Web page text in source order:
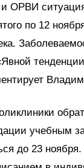
ОРВИ ситуация
по 12
учебным
до 23